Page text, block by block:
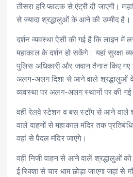
तीसरा हरि फाटक से एंट्री दी जाएगी।
से ज्यादा श्रद्धालुओं के आने की उम्मीद है।
दर्शन व्यवस्था ऐसी की गई है कि लाइन में
महाकाल के दर्शन हो सकेंगे। यहां सुरक्षा
पुलिस अधिकारी और जवान तैनात किए
अलग-अलग दिशा से आने वाले श्रद्धालुओं के
व्यवस्था पर अलग-अलग स्थानों पर की गई
वहीं रेलवे स्टेशन व बस स्टॉप से आने वाले
वाले वाहनों से महाकाल मंदिर तक
वहां से पैदल मंदिर जाएंगे।
वहीं निजी वाहन से आने वालें श्रद्धालुओं
ई रिक्शा से चार धाम छोड़ा जाएगा जहां से